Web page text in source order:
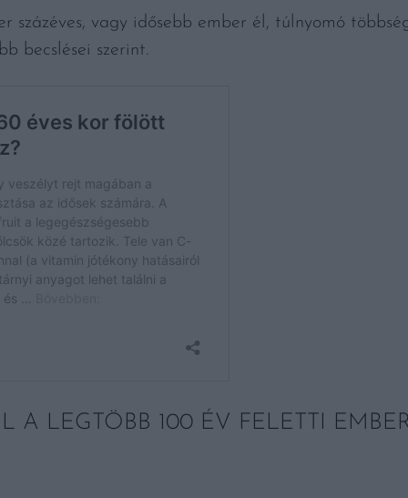
százéves, vagy idősebb ember él, túlnyomó
becslései szerint.
A LEGTÖBB 100 ÉV FELETTI